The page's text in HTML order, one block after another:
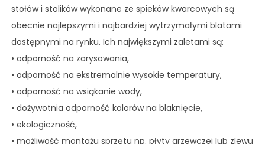
stołów i stolików wykonane ze spieków kwarcowych są
obecnie najlepszymi i najbardziej wytrzymałymi blatami
dostępnymi na rynku. Ich największymi zaletami są:
• odporność na zarysowania,
• odporność na ekstremalnie wysokie temperatury,
• odporność na wsiąkanie wody,
• dożywotnia odporność kolorów na blaknięcie,
• ekologiczność,
• możliwość montażu sprzętu np. płyty grzewczej lub zlewu